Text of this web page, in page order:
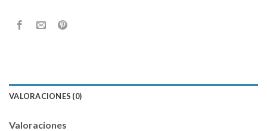
VALORACIONES (0)
Valoraciones